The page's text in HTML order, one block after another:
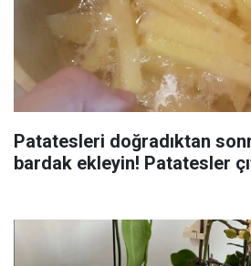
Patatesleri doğradıktan
bardak ekleyin! Patatesler